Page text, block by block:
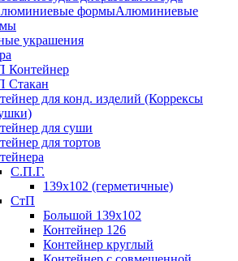
Алюминиевые
украшения
Контейнер
Стакан
для конд. изделий (Коррексы
для суши
для тортов
С.П.Г.
139х102 (герметичные)
СтП
Большой 139х102
Контейнер 126
Контейнер круглый